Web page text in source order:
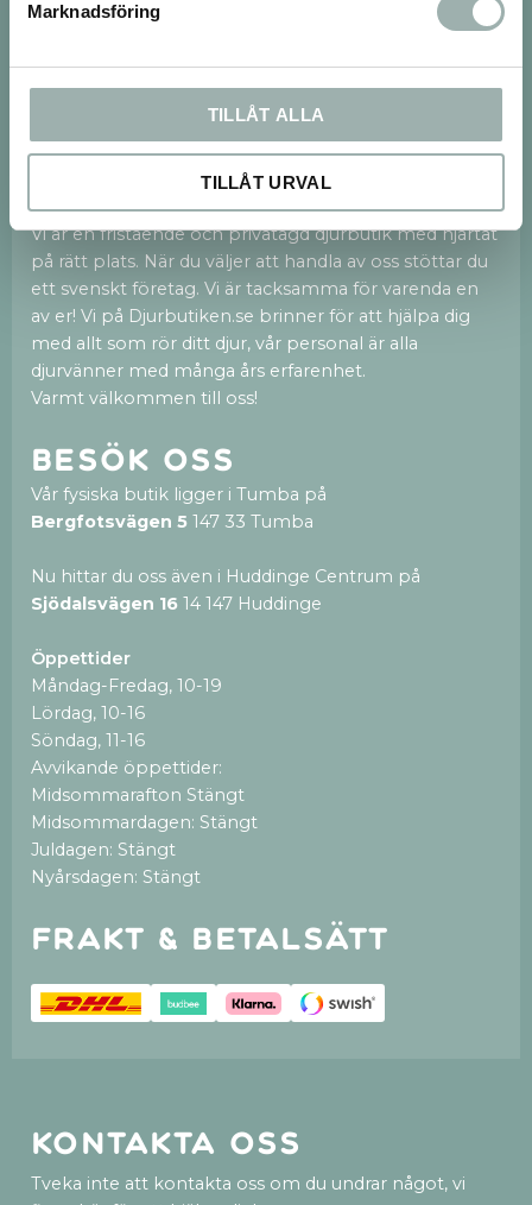
Marknadsföring
TILLÅT ALLA
TILLÅT URVAL
integritetspolicy.
Vi finns både på webben och med en 250kvm
stor fysisk butik i Tumba och nu även en ny butik i
Huddinge Centrum.
Vi är en fristående och privatägd djurbutik med hjärtat
på rätt plats. När du väljer att handla av oss stöttar du
ett svenskt företag. Vi är tacksamma för varenda en
av er! Vi på Djurbutiken.se brinner för att hjälpa dig
med allt som rör ditt djur, vår personal är alla
djurvänner med många års erfarenhet.
Varmt välkommen till oss!
Besök oss
Vår fysiska butik ligger i Tumba på
Bergfotsvägen 5 147 33 Tumba
Nu hittar du oss även i Huddinge Centrum på
Sjödalsvägen 16 14 147 Huddinge
Öppettider
Måndag-Fredag, 10-19
Lördag, 10-16
Söndag, 11-16
Avvikande öppettider:
Midsommarafton Stängt
Midsommardagen: Stängt
Juldagen: Stängt
Nyårsdagen: Stängt
Frakt & betalsätt
Kontakta oss
Tveka inte att kontakta oss om du undrar något, vi